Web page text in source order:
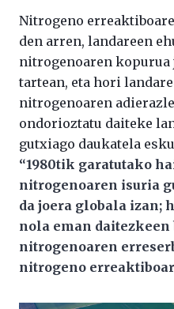
Nitrogeno
den arren, landareen
nitrogenoaren kopurua
tartean, eta hori
nitrogenoaren
ondorioztatu daiteke
gutxiago daukatela
“1980tik garatutako
nitrogenoaren isuria
da joera globala izan;
nola eman
nitrogenoaren
nitrogeno